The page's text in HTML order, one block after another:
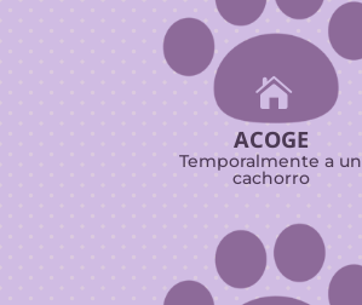

ACOGE
Temporalmente a un
cachorro